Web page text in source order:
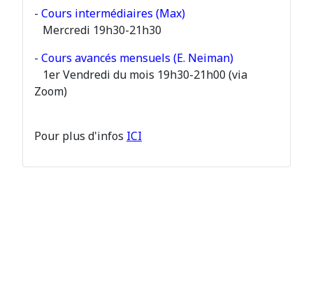
- Cours intermédiaires (Max)
Mercredi 19h30-21h30
- Cours avancés mensuels (E. Neiman)
1er Vendredi du mois 19h30-21h00 (via
Zoom)
Pour plus d'infos ICI